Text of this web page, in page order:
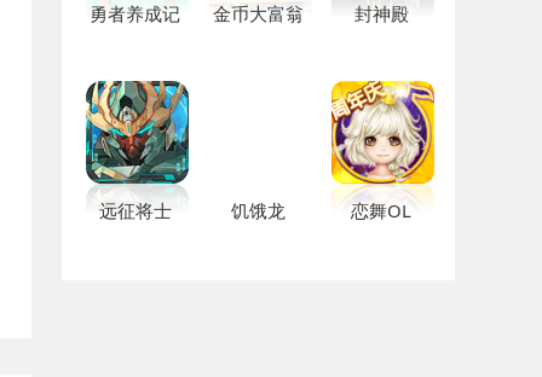
勇者养成记 金币大富翁 封神殿
远征将士 饥饿龙 恋舞OL